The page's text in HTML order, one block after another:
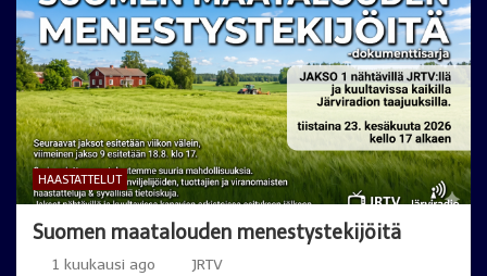
HAASTATTELUT
Suomen maatalouden menestystekijöitä
1 kuukausi ago JRTV